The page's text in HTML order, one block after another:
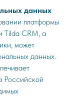
данных
платформы
Tilda CRM, а
может
данных.
Российской